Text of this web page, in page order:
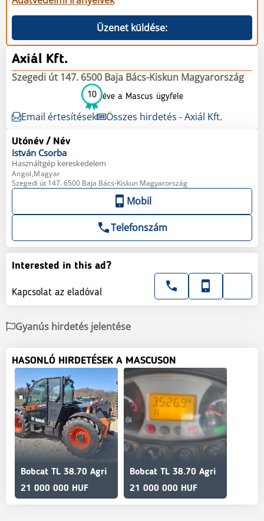
Üzenet küldése:
Axiál Kft.
Szegedi út 147. 6500 Baja Bács-Kiskun Magyarország
10 éve a Mascus ügyfele
Email értesítések Összes hirdetés - Axiál Kft.
Utónév / Név
István Csorba
Használtgép kereskedelem
Angol,Magyar
Szegedi út 147. 6500 Baja Bács-Kiskun Magyarország
Mobil
Telefonszám
Interested in this ad?
Kapcsolat az eladóval
Gyanús hirdetés jelentése
HASONLÓ HIRDETÉSEK A MASCUSON
Bobcat TL 38.70 Agri
21 000 000 HUF
Bobcat TL 38.70 Agri
21 000 000 HUF